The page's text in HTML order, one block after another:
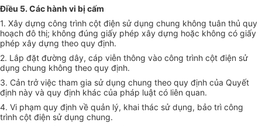
Điều 5. Các hành vi bị cấm
1. Xây dựng công trình cột điện sử dụng chung không tuân thủ quy
hoạch đô thị; không đúng giấy phép xây dựng hoặc không có giấy
phép xây dựng theo quy định.
2. Lắp đặt đường dây, cáp viễn thông vào công trình cột điện sử
dụng chung không theo quy định.
3. Cản trở việc tham gia sử dụng chung theo quy định của Quyết
định này và quy định khác của pháp luật có liên quan.
4. Vi phạm quy định về quản lý, khai thác sử dụng, bảo trì công
trình cột điện sử dụng chung.